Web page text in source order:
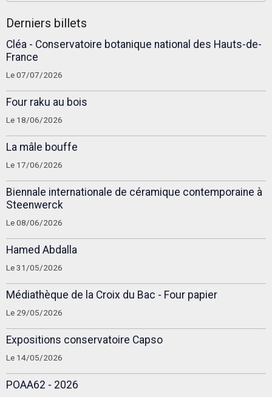
Derniers billets
Cléa - Conservatoire botanique national des Hauts-de-
France
Le 07/07/2026
Four raku au bois
Le 18/06/2026
La mâle bouffe
Le 17/06/2026
Biennale internationale de céramique contemporaine à
Steenwerck
Le 08/06/2026
Hamed Abdalla
Le 31/05/2026
Médiathèque de la Croix du Bac - Four papier
Le 29/05/2026
Expositions conservatoire Capso
Le 14/05/2026
POAA62 - 2026